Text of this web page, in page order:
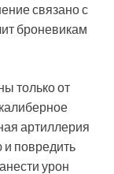
связано с
броневикам
только от
артиллерия
повредить
урон